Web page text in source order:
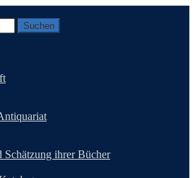
Suchen
Schätzung ihrer Bücher